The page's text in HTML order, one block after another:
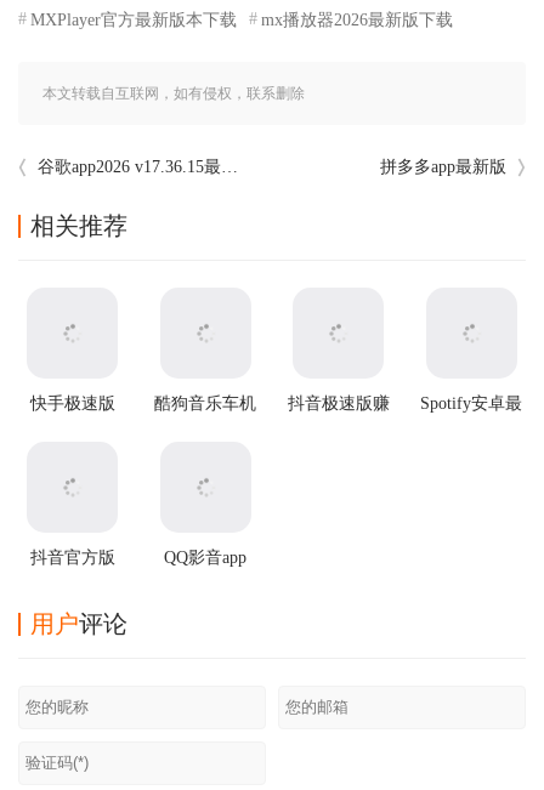
MXPlayer官方最新版本下载 mx播放器2026最新版下载
本文转载自互联网，如有侵权，联系删除
谷歌app2026 v17.36.15最新版 拼多多app最新版
相关推荐
快手极速版
酷狗音乐车机
抖音极速版赚
Spotify安卓最
抖音官方版 QQ影音app
用户评论